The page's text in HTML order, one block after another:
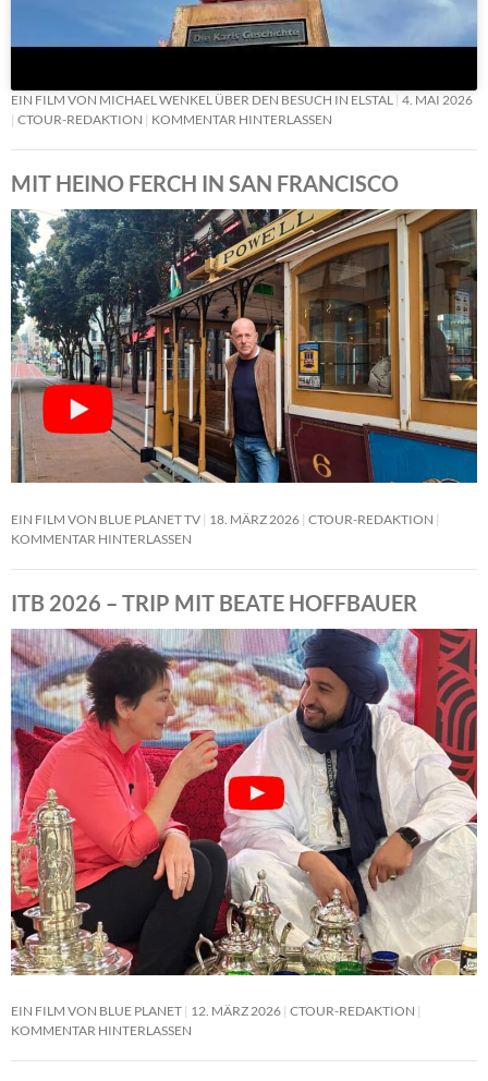
EIN FILM VON MICHAEL WENKEL ÜBER DEN BESUCH IN ELSTAL
4. MAI 2026
CTOUR-REDAKTION
KOMMENTAR HINTERLASSEN
MIT HEINO FERCH IN SAN FRANCISCO
EIN FILM VON BLUE PLANET TV 18. MÄRZ 2026 CTOUR-REDAKTION
KOMMENTAR HINTERLASSEN
ITB 2026 – TRIP MIT BEATE HOFFBAUER
EIN FILM VON BLUE PLANET 12. MÄRZ 2026 CTOUR-REDAKTION
KOMMENTAR HINTERLASSEN